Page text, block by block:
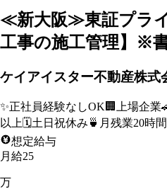
≪新大阪≫東証プラ
工事の施工管理】※
ケイアイスター不動産株式
✨正社員経験なしOK 🏢 上場企業
以上 🗓️土日祝休み 🍵 月残業20時
想定給与
月給25
万